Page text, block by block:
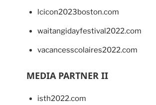
lcicon2023boston.com
waitangidayfestival2022.com
vacancesscolaires2022.com
MEDIA PARTNER II
isth2022.com